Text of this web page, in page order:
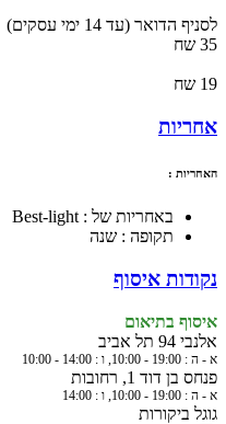
לסניף הדואר (עד 14 ימי עסקים)
35 שח
19 שח
אחריות
האחריות :
באחריות של : Best-light
תקופה : שנה
נקודות איסוף
איסוף בתיאום
אלנבי 94 תל אביב
א - ה : 19:00 - 10:00, ו : 14:00 - 10:00
פנחס בן דוד 1, רחובות
א - ה : 19:00 - 10:00, ו : 14:00
גוגל ביקורות